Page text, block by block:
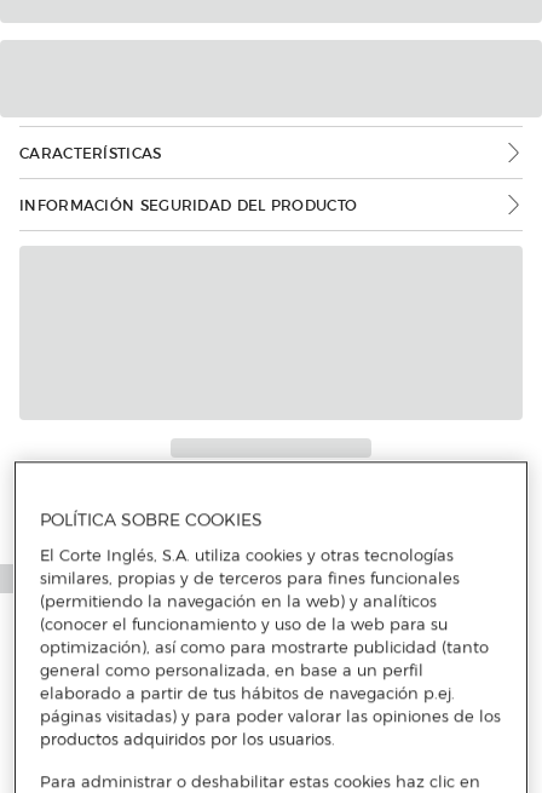
CARACTERÍSTICAS
INFORMACIÓN SEGURIDAD DEL PRODUCTO
POLÍTICA SOBRE COOKIES
El Corte Inglés, S.A. utiliza cookies y otras tecnologías
similares, propias y de terceros para fines funcionales
(permitiendo la navegación en la web) y analíticos
(conocer el funcionamiento y uso de la web para su
optimización), así como para mostrarte publicidad (tanto
general como personalizada, en base a un perfil
elaborado a partir de tus hábitos de navegación p.ej.
páginas visitadas) y para poder valorar las opiniones de los
productos adquiridos por los usuarios.
Para administrar o deshabilitar estas cookies haz clic en